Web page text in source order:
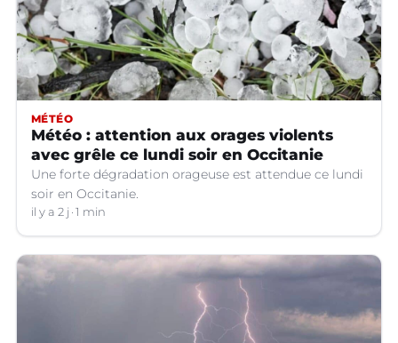
MÉTÉO
Météo : attention aux orages violents
avec grêle ce lundi soir en Occitanie
Une forte dégradation orageuse est attendue ce lundi
soir en Occitanie.
il y a 2 j 1 min